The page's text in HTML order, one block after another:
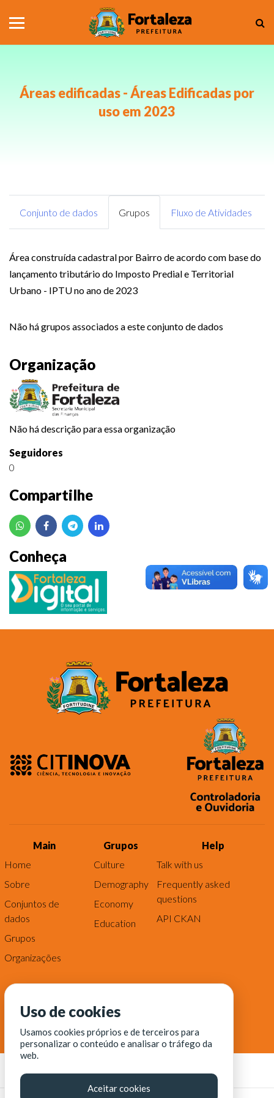
Áreas edificadas - Áreas Edificadas por
uso em 2023
Organização
Não há descrição para essa organização
Seguidores
0
Compartilhe
Conheça
Conjunto de dados Grupos Fluxo de Atividades
Área construída cadastral por Bairro de acordo com base do
lançamento tributário do Imposto Predial e Territorial
Urbano - IPTU no ano de 2023
Não há grupos associados a este conjunto de dados
Main
Home
Sobre
Conjuntos de
dados
Grupos
Organizações
Grupos
Culture
Demography
Economy
Education
Help
Talk with us
Frequently asked
questions
API CKAN
Uso de cookies
Usamos cookies próprios e de terceiros para
personalizar o conteúdo e analisar o tráfego da
web.
Aceitar cookies